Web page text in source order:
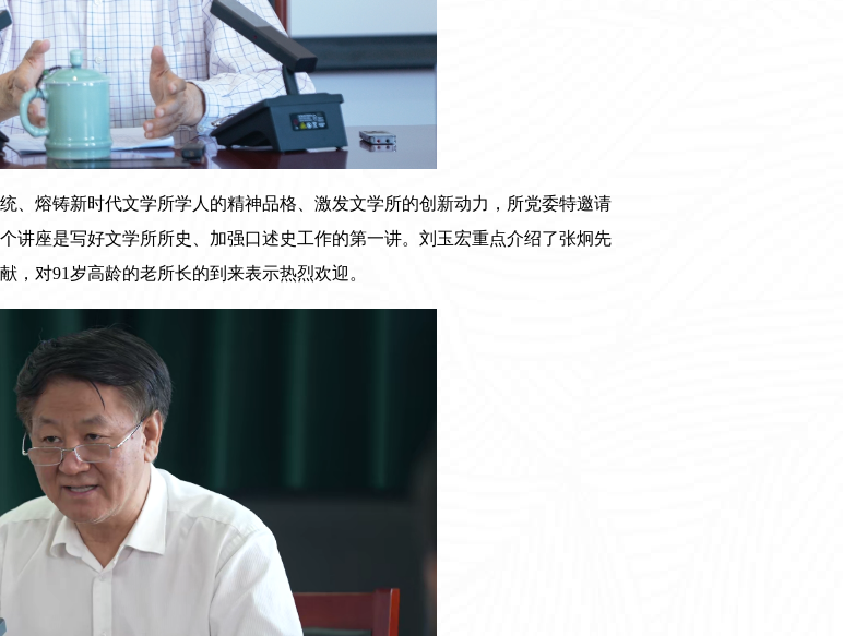
、熔铸新时代文学所学人的精神品格、激发文学所的创新动力，所党委特邀请
讲座是写好文学所所史、加强口述史工作的第一讲。刘玉宏重点介绍了张炯先
，对91岁高龄的老所长的到来表示热烈欢迎。